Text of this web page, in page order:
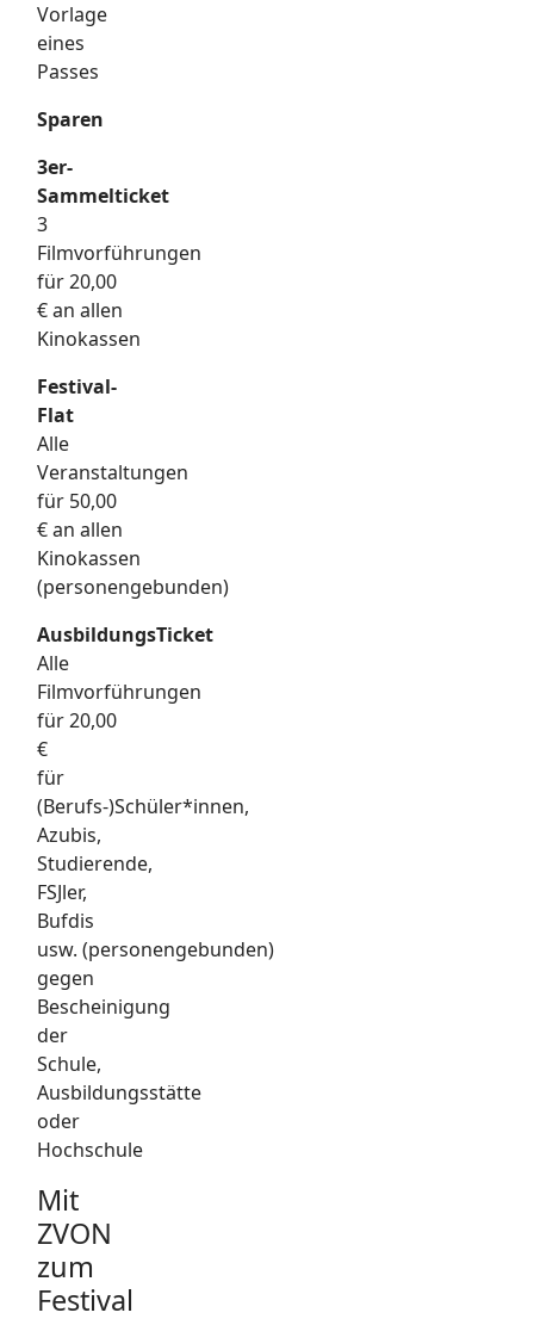
Vorlage
eines
Passes
Sparen
3er-
Sammelticket
3
Filmvorführungen
für 20,00
€ an allen
Kinokassen
Festival-
Flat
Alle
Veranstaltungen
für 50,00
€ an allen
Kinokassen
(personengebunden)
AusbildungsTicket
Alle
Filmvorführungen
für 20,00
€
für
(Berufs-)Schüler*innen,
Azubis,
Studierende,
FSJler,
Bufdis
usw. (personengebunden)
gegen
Bescheinigung
der
Schule,
Ausbildungsstätte
oder
Hochschule
Mit
ZVON
zum
Festival